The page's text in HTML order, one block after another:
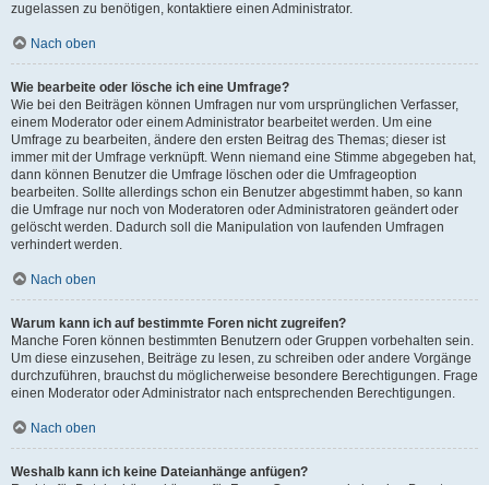
zugelassen zu benötigen, kontaktiere einen Administrator.
Nach oben
Wie bearbeite oder lösche ich eine Umfrage?
Wie bei den Beiträgen können Umfragen nur vom ursprünglichen Verfasser,
einem Moderator oder einem Administrator bearbeitet werden. Um eine
Umfrage zu bearbeiten, ändere den ersten Beitrag des Themas; dieser ist
immer mit der Umfrage verknüpft. Wenn niemand eine Stimme abgegeben hat,
dann können Benutzer die Umfrage löschen oder die Umfrageoption
bearbeiten. Sollte allerdings schon ein Benutzer abgestimmt haben, so kann
die Umfrage nur noch von Moderatoren oder Administratoren geändert oder
gelöscht werden. Dadurch soll die Manipulation von laufenden Umfragen
verhindert werden.
Nach oben
Warum kann ich auf bestimmte Foren nicht zugreifen?
Manche Foren können bestimmten Benutzern oder Gruppen vorbehalten sein.
Um diese einzusehen, Beiträge zu lesen, zu schreiben oder andere Vorgänge
durchzuführen, brauchst du möglicherweise besondere Berechtigungen. Frage
einen Moderator oder Administrator nach entsprechenden Berechtigungen.
Nach oben
Weshalb kann ich keine Dateianhänge anfügen?